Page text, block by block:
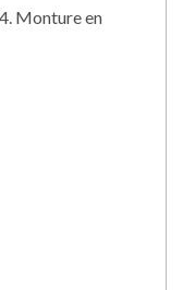
Monture en